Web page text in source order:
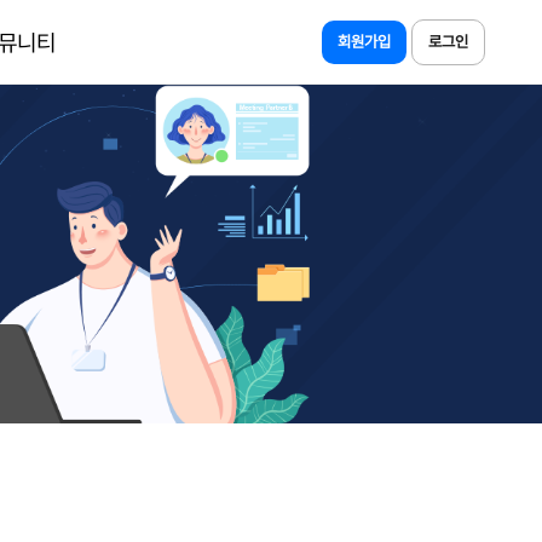
니티 회원가입 로그인